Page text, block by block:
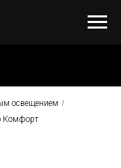
освещением /
Комфорт